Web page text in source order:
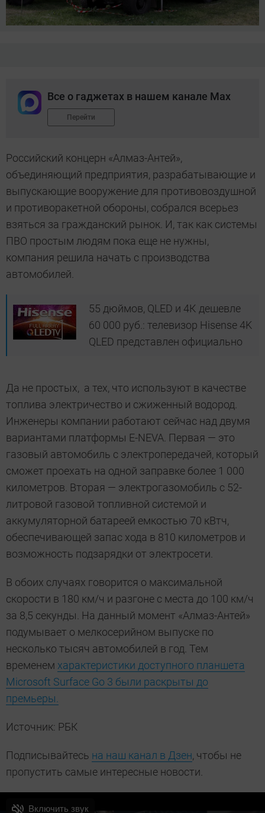
Все о гаджетах в нашем канале Max
Перейти
Российский концерн «Алмаз-Антей»,
объединяющий предприятия, разрабатывающие и
выпускающие вооружение для противовоздушной
и противоракетной обороны, собрался всерьез
взяться за гражданский рынок. И, так как системы
ПВО простым людям пока еще не нужны,
компания решила начать с производства
автомобилей.
55 дюймов, QLED и 4К дешевле
60 000 руб.: телевизор Hisense 4K
QLED представлен официально
Да не простых, а тех, что используют в качестве
топлива электричество и сжиженный водород.
Инженеры компании работают сейчас над двумя
вариантами платформы E-NEVA. Первая — это
газовый автомобиль с электропередачей, который
сможет проехать на одной заправке более 1 000
километров . Вторая — электрогазомобиль с 52-
литровой газовой топливной системой и
аккумуляторной батареей емкостью 70 кВтч,
обеспечивающей запас хода в 810 километров и
возможность подзарядки от электросети.
В обоих случаях говорится о максимальной
скорости в 180 км/ч и разгоне с места до 100 км/ч
за 8,5 секунды. На данный момент «Алмаз-Антей»
подумывает о мелкосерийном выпуске по
несколько тысяч автомобилей в год. Тем
временем характеристики доступного планшета
Microsoft Surface Go 3 были раскрыты до
премьеры.
Источник: РБК
Подписывайтесь на наш канал в Дзен, чтобы не
пропустить самые интересные новости.